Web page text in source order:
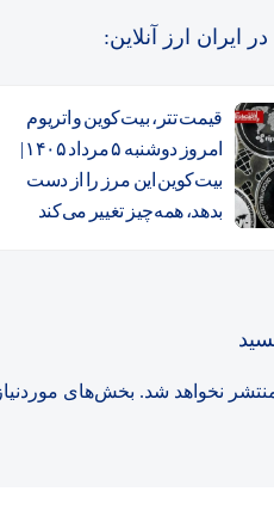
ایران ارز آنلاین:
قیمت تتر، بیت‌کوین و اتریوم
امروز دوشنبه ۵ مرداد ۱۴۰۵ |
بیت‌کوین این مرز را از دست
بدهد، همه‌چیز تغییر می‌کند
نخواهد شد. بخش‌های